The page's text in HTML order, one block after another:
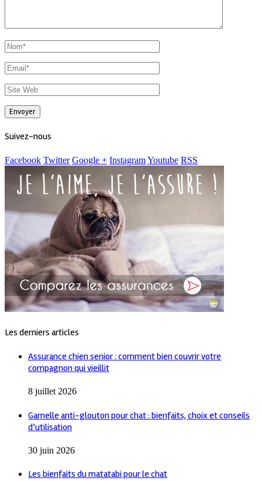
Suivez-nous
Facebook Twitter Google + InstagramYoutube RSS
Les derniers articles
Assurance chien senior : comment bien couvrir votre
compagnon qui vieillit
8 juillet 2026
Gamelle anti-glouton pour chat : bienfaits, choix et conseils
d’utilisation
30 juin 2026
Les bienfaits du matatabi pour le chat